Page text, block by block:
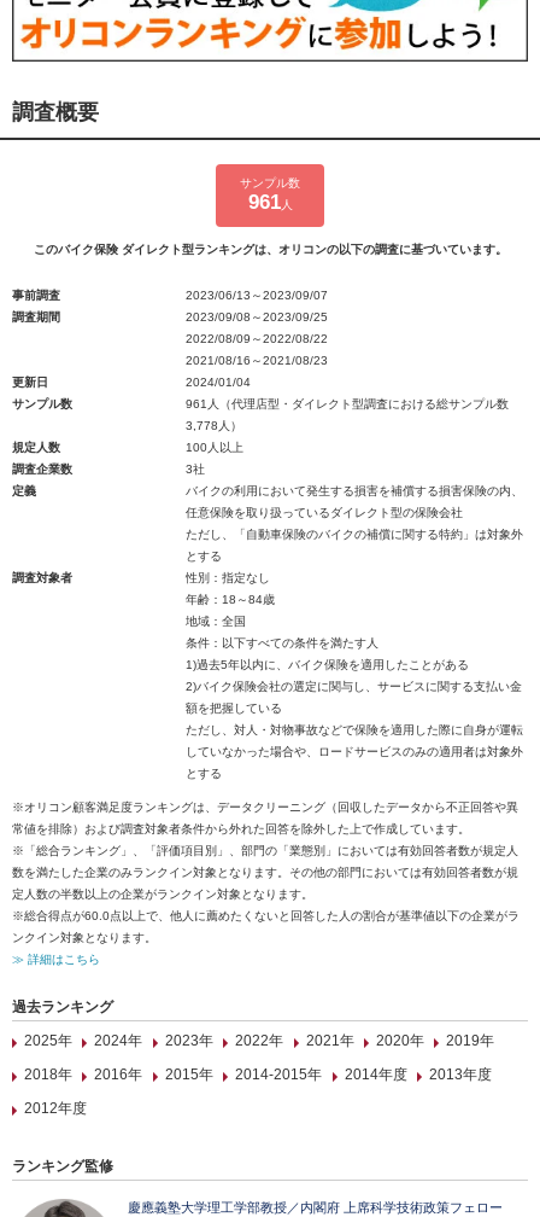
調査概要
サンプル数
961人
このバイク保険 ダイレクト型ランキングは、オリコンの以下の調査に基づいています。
事前調査
2023/06/13～2023/09/07
調査期間
2023/09/08～2023/09/25
2022/08/09～2022/08/22
2021/08/16～2021/08/23
更新日
2024/01/04
サンプル数
961人（代理店型・ダイレクト型調査における総サンプル数
3,778人）
規定人数
100人以上
調査企業数
3社
定義
バイクの利用において発生する損害を補償する損害保険の内、
任意保険を取り扱っているダイレクト型の保険会社
ただし、「自動車保険のバイクの補償に関する特約」は対象外
とする
調査対象者
性別：指定なし
年齢：18～84歳
地域：全国
条件：以下すべての条件を満たす人
1)過去5年以内に、バイク保険を適用したことがある
2)バイク保険会社の選定に関与し、サービスに関する支払い金
額を把握している
ただし、対人・対物事故などで保険を適用した際に自身が運転
していなかった場合や、ロードサービスのみの適用者は対象外
とする
※オリコン顧客満足度ランキングは、データクリーニング（回収したデータから不正回答や異
常値を排除）および調査対象者条件から外れた回答を除外した上で作成しています。
※「総合ランキング」、「評価項目別」、部門の「業態別」においては有効回答者数が規定人
数を満たした企業のみランクイン対象となります。その他の部門においては有効回答者数が規
定人数の半数以上の企業がランクイン対象となります。
※総合得点が60.0点以上で、他人に薦めたくないと回答した人の割合が基準値以下の企業がラ
ンクイン対象となります。
≫ 詳細はこちら
過去ランキング
2025年
2024年 2023年 2022年 2021年 2020年
2019年
2018年
2016年 2015年 2014-2015年 2014年度
2013年度
2012年度
ランキング監修
慶應義塾大学理工学部教授／内閣府 上席科学技術政策フェロー